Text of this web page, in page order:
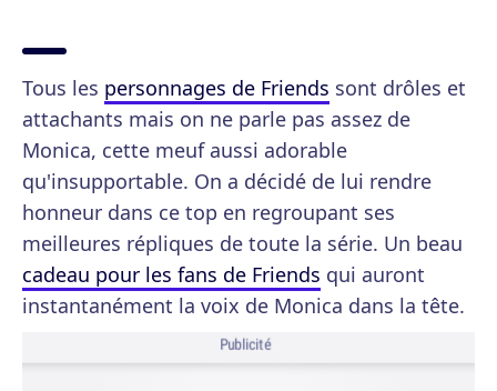
Tous les personnages de Friends sont drôles et
attachants mais on ne parle pas assez de
Monica, cette meuf aussi adorable
qu'insupportable. On a décidé de lui rendre
honneur dans ce top en regroupant ses
meilleures répliques de toute la série. Un beau
cadeau pour les fans de Friends qui auront
instantanément la voix de Monica dans la tête.
Publicité